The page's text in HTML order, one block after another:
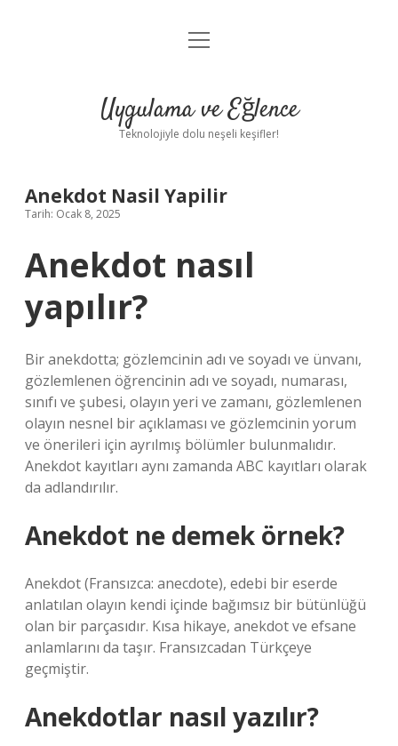
Anasayfa
Yasal Uyarı
menüyü
Uygulama ve Eğlence
Teknolojiyle dolu neşeli keşifler!
Anekdot Nasil Yapilir
Tarih: Ocak 8, 2025
Anekdot nasıl
yapılır?
Bir anekdotta; gözlemcinin adı ve soyadı ve ünvanı,
gözlemlenen öğrencinin adı ve soyadı, numarası,
sınıfı ve şubesi, olayın yeri ve zamanı, gözlemlenen
olayın nesnel bir açıklaması ve gözlemcinin yorum
ve önerileri için ayrılmış bölümler bulunmalıdır.
Anekdot kayıtları aynı zamanda ABC kayıtları olarak
da adlandırılır.
Anekdot ne demek örnek?
Anekdot (Fransızca: anecdote), edebi bir eserde
anlatılan olayın kendi içinde bağımsız bir bütünlüğü
olan bir parçasıdır. Kısa hikaye, anekdot ve efsane
anlamlarını da taşır. Fransızcadan Türkçeye
geçmiştir.
Anekdotlar nasıl yazılır?